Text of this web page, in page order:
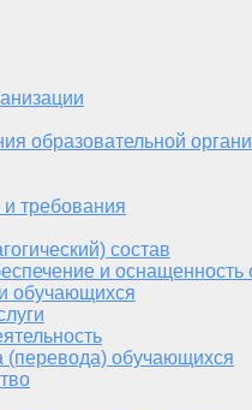
образовательной
требования
состав
и оснащенность
обучающихся
(перевода) обучающихся